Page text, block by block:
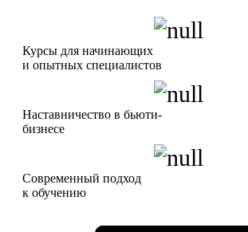
Курсы для начинающих
и опытных специалистов
Наставничество в бьюти-
бизнесе
Современный подход
к обучению